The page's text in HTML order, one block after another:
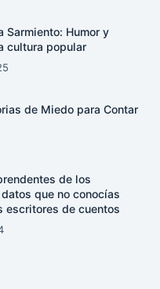
Sarmiento: Humor y
cultura popular
de Miedo para Contar
de los
que no conocías
escritores de cuentos